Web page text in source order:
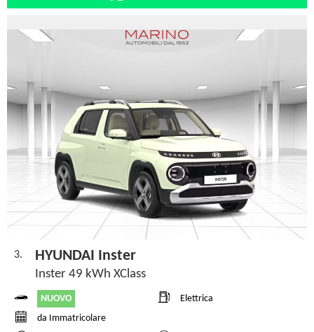
3. HYUNDAI Inster
Inster 49 kWh XClass
NUOVO
Elettrica
da Immatricolare